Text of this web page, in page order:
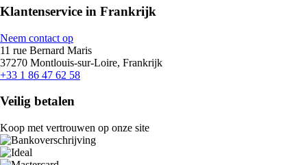
Klantenservice in Frankrijk
Neem contact op
11 rue Bernard Maris
37270 Montlouis-sur-Loire, Frankrijk
+33 1 86 47 62 58
Veilig betalen
Koop met vertrouwen op onze site